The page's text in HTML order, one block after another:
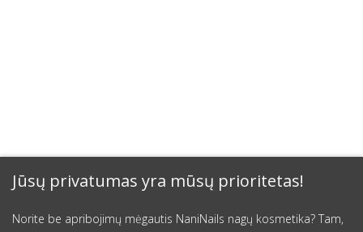
Jūsų privatumas yra mūsų prioritetas!
Norite be apribojimų mėgautis NaniNails nagų kosmetika? Tam,